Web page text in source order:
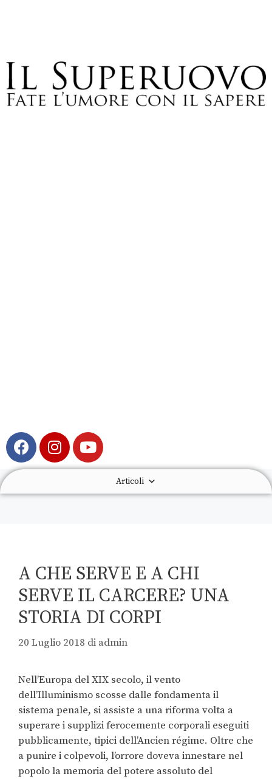
Articoli
A CHE SERVE E A CHI
SERVE IL CARCERE? UNA
STORIA DI CORPI
20 Luglio 2018 di admin
Nell’Europa del XIX secolo, il vento
dell’Illuminismo scosse dalle fondamenta il
sistema penale, si assiste a una riforma volta a
superare i supplizi ferocemente corporali eseguiti
pubblicamente, tipici dell’Ancien régime. Oltre che
a punire i colpevoli, l’orrore doveva innestare nel
popolo la memoria del potere assoluto del